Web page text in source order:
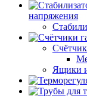
напряжения
Ящики и